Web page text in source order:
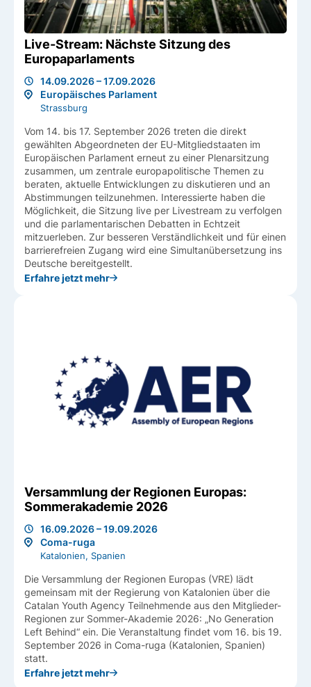
Live-Stream: Nächste Sitzung des
Europaparlaments
14.09.2026 – 17.09.2026
Europäisches Parlament
Strassburg
Vom 14. bis 17. September 2026 treten die direkt
gewählten Abgeordneten der EU-Mitgliedstaaten im
Europäischen Parlament erneut zu einer Plenarsitzung
zusammen, um zentrale europapolitische Themen zu
beraten, aktuelle Entwicklungen zu diskutieren und an
Abstimmungen teilzunehmen. Interessierte haben die
Möglichkeit, die Sitzung live per Livestream zu verfolgen
und die parlamentarischen Debatten in Echtzeit
mitzuerleben. Zur besseren Verständlichkeit und für einen
barrierefreien Zugang wird eine Simultanübersetzung ins
Deutsche bereitgestellt.
Erfahre jetzt mehr
Versammlung der Regionen Europas:
Sommerakademie 2026
16.09.2026 – 19.09.2026
Coma-ruga
Katalonien, Spanien
Die Versammlung der Regionen Europas (VRE) lädt
gemeinsam mit der Regierung von Katalonien über die
Catalan Youth Agency Teilnehmende aus den Mitglieder-
Regionen zur Sommer-Akademie 2026: „No Generation
Left Behind“ ein. Die Veranstaltung findet vom 16. bis 19.
September 2026 in Coma-ruga (Katalonien, Spanien)
statt.
Erfahre jetzt mehr